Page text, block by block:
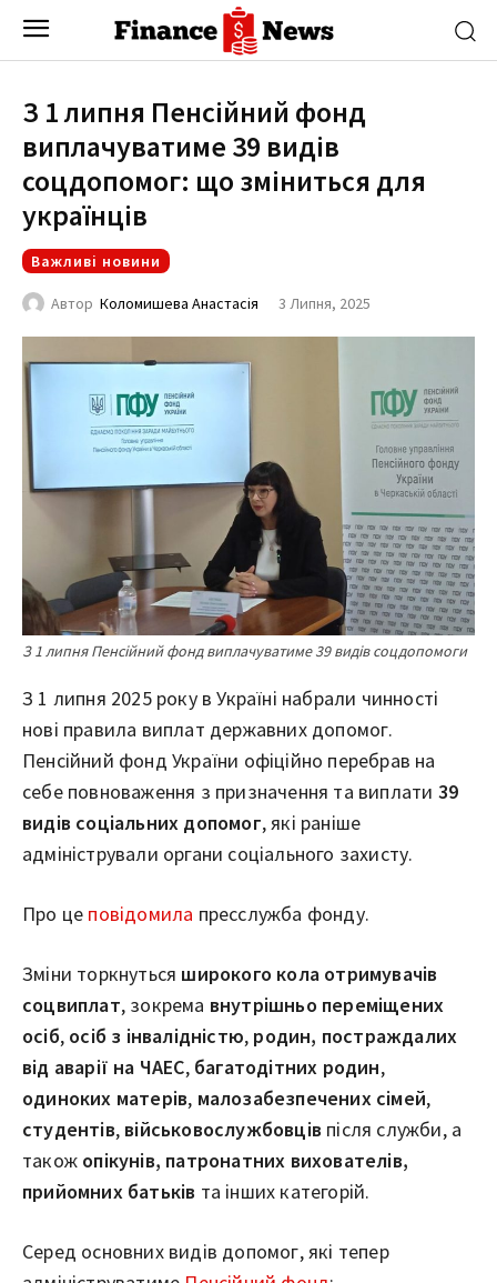
З 1 липня Пенсійний фонд
виплачуватиме 39 видів
соцдопомог: що зміниться для
українців
Важливі новини
Автор Коломишева Анастасія 3 Липня, 2025
З 1 липня Пенсійний фонд виплачуватиме 39 видів соцдопомоги
З 1 липня 2025 року в Україні набрали чинності
нові правила виплат державних допомог.
Пенсійний фонд України офіційно перебрав на
себе повноваження з призначення та виплати 39
видів соціальних допомог, які раніше
адміністрували органи соціального захисту.
Про це повідомила пресслужба фонду.
Зміни торкнуться широкого кола отримувачів
соцвиплат, зокрема внутрішньо переміщених
осіб, осіб з інвалідністю, родин, постраждалих
від аварії на ЧАЕС, багатодітних родин,
одиноких матерів, малозабезпечених сімей,
студентів, військовослужбовців після служби, а
також опікунів, патронатних вихователів,
прийомних батьків та інших категорій.
Серед основних видів допомог, які тепер